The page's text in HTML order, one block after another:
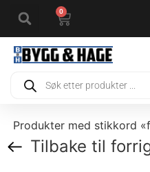
0
Produkter med stikkord
Tilbake til